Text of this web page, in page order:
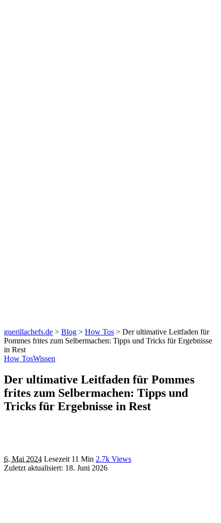
guerillachefs.de > Blog > How Tos > Der ultimative Leitfaden für
Pommes frites zum Selbermachen: Tipps und Tricks für Ergebnisse
in Rest
How TosWissen
Der ultimative Leitfaden für Pommes
frites zum Selbermachen: Tipps und
Tricks für Ergebnisse in Rest
6. Mai 2024 Lesezeit 11 Min 2.7k Views
Zuletzt aktualisiert: 18. Juni 2026